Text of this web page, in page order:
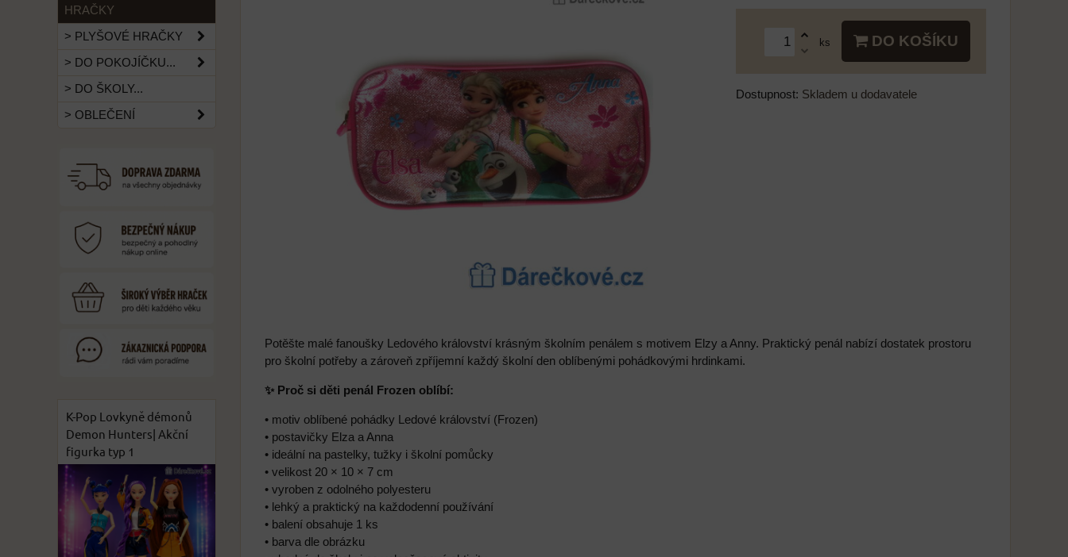
ks DO KOŠÍKU
Dostupnost: Skladem u dodavatele
Potěšte malé fanoušky Ledového království krásným školním penálem s motivem Elzy a Anny. Praktický penál nabízí dostatek prostoru
pro školní potřeby a zároveň zpříjemní každý školní den oblíbenými pohádkovými hrdinkami.
✨ Proč si děti penál Frozen oblíbí:
• motiv oblíbené pohádky Ledové království (Frozen)
• postavičky Elza a Anna
• ideální na pastelky, tužky i školní pomůcky
• velikost 20 × 10 × 7 cm
• vyroben z odolného polyesteru
• lehký a praktický na každodenní používání
• balení obsahuje 1 ks
• barva dle obrázku
HRAČKY
> PLYŠOVÉ HRAČKY
> DO POKOJÍČKU...
> DO ŠKOLY...
> OBLEČENÍ
K-Pop Lovkyně démonů
Demon Hunters| Akční
figurka typ 1